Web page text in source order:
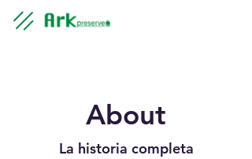
About
La historia completa